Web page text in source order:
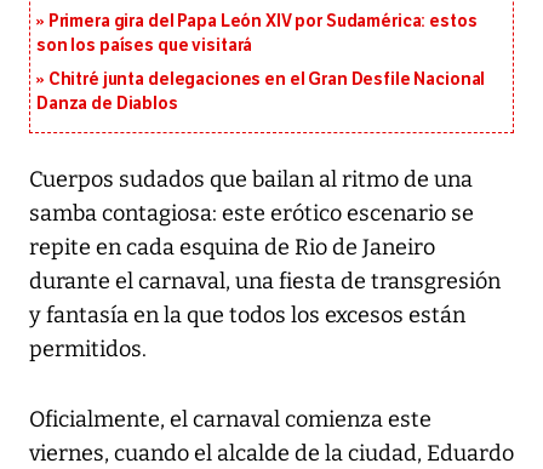
Primera gira del Papa León XIV por Sudamérica: estos
son los países que visitará
Chitré junta delegaciones en el Gran Desfile Nacional
Danza de Diablos
Cuerpos sudados que bailan al ritmo de una
samba contagiosa: este erótico escenario se
repite en cada esquina de Rio de Janeiro
durante el carnaval, una fiesta de transgresión
y fantasía en la que todos los excesos están
permitidos.
Oficialmente, el carnaval comienza este
viernes, cuando el alcalde de la ciudad, Eduardo